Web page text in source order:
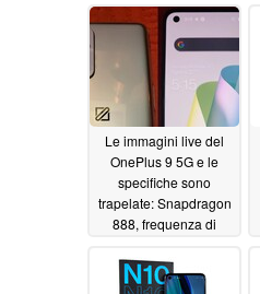
Le immagini live del
OnePlus 9 5G e le
specifiche sono
trapelate: Snapdragon
888, frequenza di
HZ e marchio UltraShot
sul modulo fotocamera